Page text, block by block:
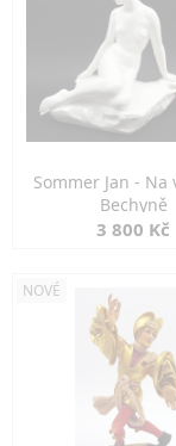
Sommer Jan - Na
Bechyně
3 800 Kč
NOVÉ